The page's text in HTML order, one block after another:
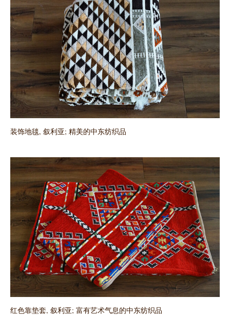
装饰地毯, 叙利亚; 精美的中东纺织品
红色靠垫套, 叙利亚; 富有艺术气息的中东纺织品